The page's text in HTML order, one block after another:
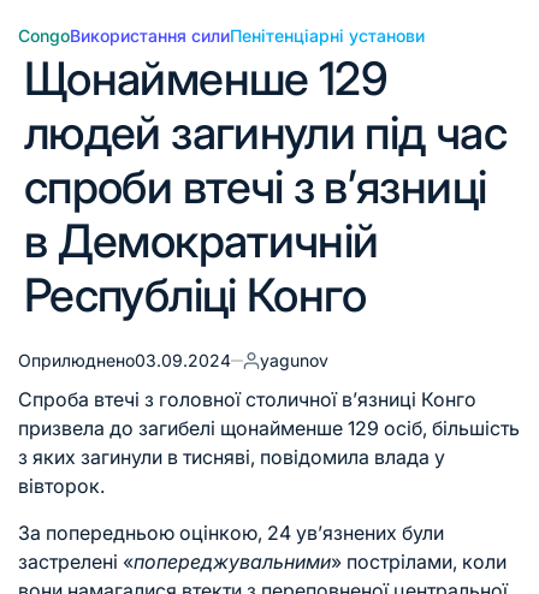
CongoВикористання силиПенітенціарні установи
Щонайменше 129
людей загинули під час
спроби втечі з в’язниці
в Демократичній
Республіці Конго
Оприлюднено03.09.2024 yagunov
Спроба втечі з головної столичної в’язниці Конго
призвела до загибелі щонайменше 129 осіб, більшість
з яких загинули в тисняві, повідомила влада у
вівторок.
За попередньою оцінкою, 24 ув’язнених були
застрелені «попереджувальними» пострілами, коли